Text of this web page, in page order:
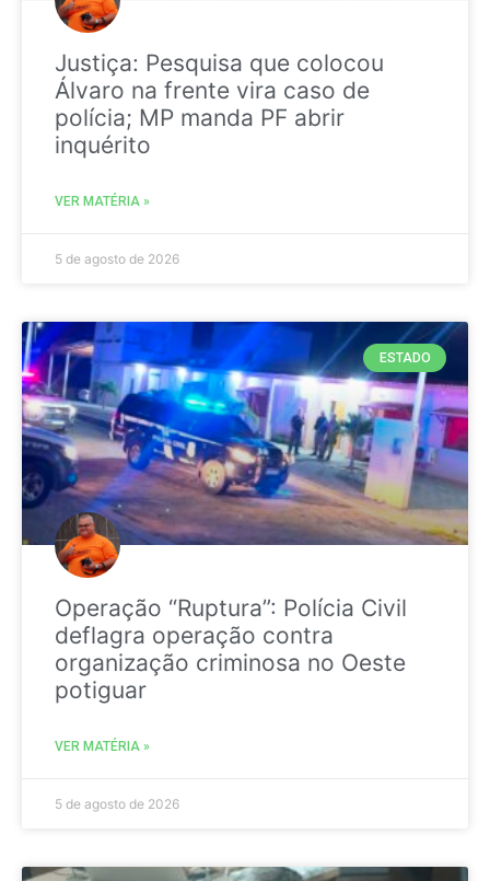
Justiça: Pesquisa que colocou
Álvaro na frente vira caso de
polícia; MP manda PF abrir
inquérito
VER MATÉRIA »
5 de agosto de 2026
ESTADO
Operação “Ruptura”: Polícia Civil
deflagra operação contra
organização criminosa no Oeste
potiguar
VER MATÉRIA »
5 de agosto de 2026